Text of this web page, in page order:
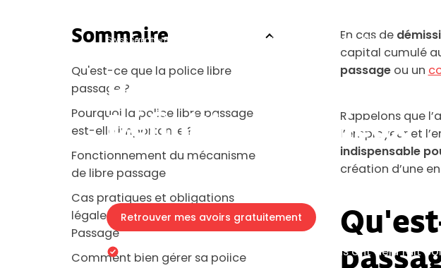
Swiss Serenity »Blog Police Libre Passage : Définition et Enjeux
Police Libre Passage :
Définition et Enjeux
Retrouver mes avoirs gratuitement
En 3 minutesPlus de 140'000 Suisses nous ont déjà fait
Sommaire
Qu'est-ce que la police libre
passage ?
Pourquoi la police libre passage
est-elle importante ?
Fonctionnement du mécanisme
de libre passage
Cas pratiques et obligations
légales de la Police de Libre
Passage
Comment bien gérer sa police
En cas de
capital cumulé
passageou un
Rappelons que
l’employeur et
indispensable
création d’une